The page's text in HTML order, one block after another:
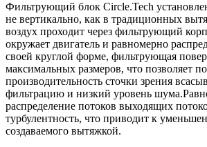
Фильтрующий блок Circle.Tech
не вертикально, как в традиционных
воздух проходит через фильтрующий
окружает двигатель и равномерно
своей круглой форме, фильтрующая
максимальных размеров, что позволяет
производительность сточки зрения
фильтрацию и низкий уровень
распределение потоков выходящих
турбулентность, что приводит к
создаваемого вытяжкой.